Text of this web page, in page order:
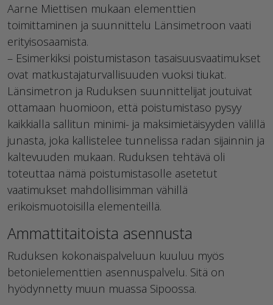
Aarne Miettisen mukaan elementtien
toimittaminen ja suunnittelu Länsimetroon vaati
erityisosaamista.
– Esimerkiksi poistumistason tasaisuusvaatimukset
ovat matkustajaturvallisuuden vuoksi tiukat.
Länsimetron ja Ruduksen suunnittelijat joutuivat
ottamaan huomioon, että poistumistaso pysyy
kaikkialla sallitun minimi- ja maksimietäisyyden välillä
junasta, joka kallistelee tunnelissa radan sijainnin ja
kaltevuuden mukaan. Ruduksen tehtävä oli
toteuttaa nämä poistumistasolle asetetut
vaatimukset mahdollisimman vähillä
erikoismuotoisilla elementeillä.
Ammattitaitoista asennusta
Ruduksen kokonaispalveluun kuuluu myös
betonielementtien asennuspalvelu. Sitä on
hyödynnetty muun muassa Sipoossa.